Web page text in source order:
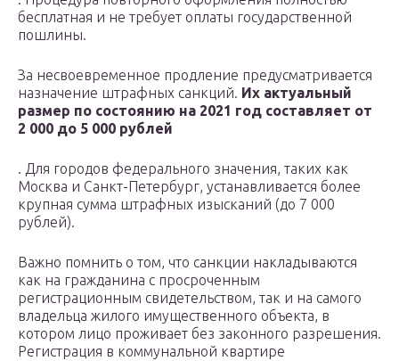
бесплатная и не требует оплаты государственной
пошлины.
За несвоевременное продление предусматривается
назначение штрафных санкций. Их актуальный
размер по состоянию на 2021 год составляет от
2 000 до 5 000 рублей
. Для городов федерального значения, таких как
Москва и Санкт-Петербург, устанавливается более
крупная сумма штрафных изысканий (до 7 000
рублей).
Важно помнить о том, что санкции накладываются
как на гражданина с просроченным
регистрационным свидетельством, так и на самого
владельца жилого имущественного объекта, в
котором лицо проживает без законного разрешения.
Регистрация в коммунальной квартире